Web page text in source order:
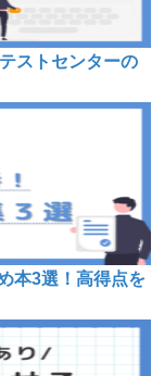
ストセンターの
本3選！高得点を